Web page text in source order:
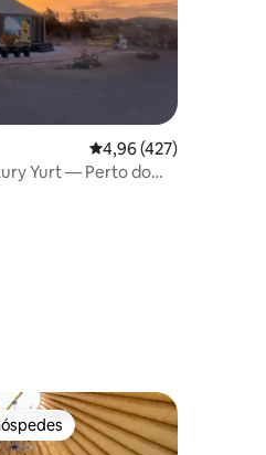
5, 92 avaliações
4,96 de uma avaliação
4,96 (427)
Yurt — Perto do
preferidos dos hóspedes